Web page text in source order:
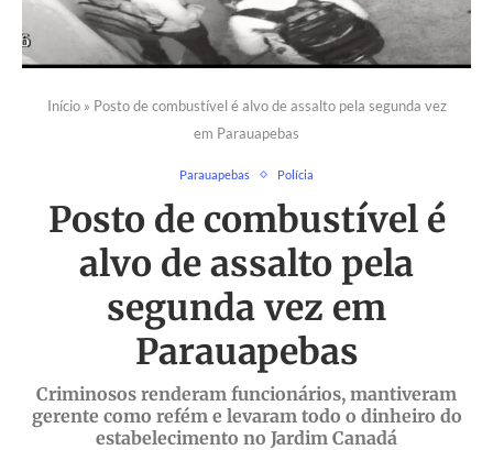
Início» Posto de combustível é alvo de assalto pela segunda vez
em Parauapebas
Parauapebas Polícia
Posto de combustível é
alvo de assalto pela
segunda vez em
Parauapebas
Criminosos renderam funcionários, mantiveram
gerente como refém e levaram todo o dinheiro do
estabelecimento no Jardim Canadá